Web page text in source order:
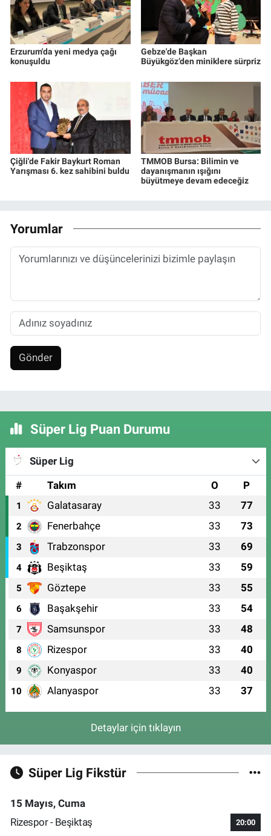
Erzurum'da yeni medya çağı
konuşuldu
Gebze'de Başkan
Büyükgöz’den miniklere sürpriz
Çiğli'de Fakir Baykurt Roman
Yarışması 6. kez sahibini buldu
TMMOB Bursa: Bilimin ve
dayanışmanın ışığını
büyütmeye devam edeceğiz
Yorumlar
Gönder
Süper Lig Puan Durumu
Süper Lig
#
Takım O P
1 Galatasaray 33 77
2 Fenerbahçe 33 73
3 Trabzonspor 33 69
4 Beşiktaş 33 59
5 Göztepe 33 55
6 Başakşehir 33 54
7 Samsunspor 33 48
8 Rizespor 33 40
9 Konyaspor 33 40
10 Alanyaspor 33 37
Detaylar için tıklayın
Süper Lig Fikstür
15 Mayıs, Cuma
Rizespor - Beşiktaş
20:00